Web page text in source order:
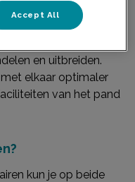
in Nieuwegein
beter’, gaan wij
en uitbreiden.
elkaar optimaler
van het pand
kun je op beide
Accept All